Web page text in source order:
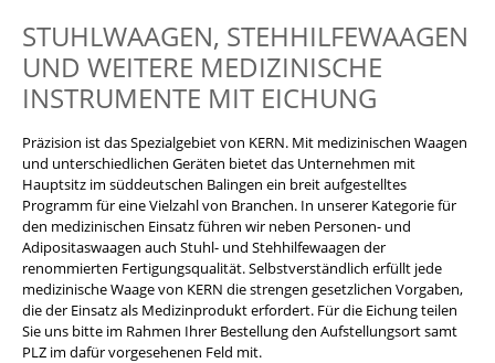
STUHLWAAGEN, STEHHILFEWAAGEN
UND WEITERE MEDIZINISCHE
INSTRUMENTE MIT EICHUNG
Präzision ist das Spezialgebiet von KERN. Mit medizinischen Waagen
und unterschiedlichen Geräten bietet das Unternehmen mit
Hauptsitz im süddeutschen Balingen ein breit aufgestelltes
Programm für eine Vielzahl von Branchen. In unserer Kategorie für
den medizinischen Einsatz führen wir neben Personen- und
Adipositaswaagen auch Stuhl- und Stehhilfewaagen der
renommierten Fertigungsqualität. Selbstverständlich erfüllt jede
medizinische Waage von KERN die strengen gesetzlichen Vorgaben,
die der Einsatz als Medizinprodukt erfordert. Für die Eichung teilen
Sie uns bitte im Rahmen Ihrer Bestellung den Aufstellungsort samt
PLZ im dafür vorgesehenen Feld mit.